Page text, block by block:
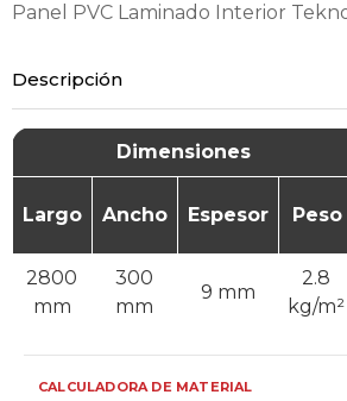
Panel PVC Laminado Interior
Descripción
Dimensiones
Largo Ancho Espesor Peso
2800
mm
300
mm
9 mm
2.8
kg/m²
CALCULADORA DE MATERIAL